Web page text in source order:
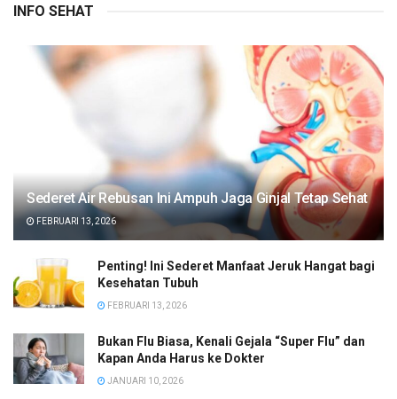
INFO SEHAT
Sederet Air Rebusan Ini Ampuh Jaga Ginjal Tetap Sehat
FEBRUARI 13, 2026
Penting! Ini Sederet Manfaat Jeruk Hangat bagi
Kesehatan Tubuh
FEBRUARI 13, 2026
Bukan Flu Biasa, Kenali Gejala “Super Flu” dan
Kapan Anda Harus ke Dokter
JANUARI 10, 2026